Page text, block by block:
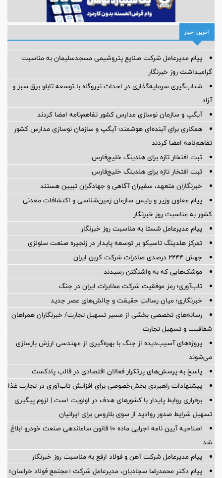
آخرین اخبار
پیام مدیرعامل شركت صنایع پتروشیمی مسجدسلیمان به مناسبت
گرامیداشت روز خبرنگار
شتاب‌گیری سرمایه‌گذاری در احداث نیروگاه با توسعه تابلو برق سبز و
آزاد
آیگپ و سازمان نوسازی مدارس کشور تفاهم‌نامه امضا کردند
همکاری برای آینده‌ای هوشمند؛ آیگپ و سازمان نوسازی مدارس کشور
تفاهم‌نامه امضا کردند
ثبت افتخار تازه برای هلدینگ خلیج‌فارس
ثبت افتخار تازه برای هلدینگ خلیج‌فارس
خبرنگاران متعهد، سفیران آگاهی و جهادگران تبیین هستند
پیام معاون وزیر و رئیس سازمان زمین‌شناسی و اکتشافات معدنی
کشور به مناسبت روز خبرنگار
پیام مدیرعامل شستا به مناسبت روز خبرنگار
تمرکز هلدینگ تاسیکو بر توسعه پایدار در زنجیره صنعت سلولزی
جهش ۲۲۴۴ درصدی صادرات شرکت کربن ایران
موشک‌هایی که به واشنگتن رسیدند
تاب‌آوری؛ رمز موفقیت شرکت مخابرات ایران در جنگ
خبرنگاری؛ میان رسالتِ حقیقت و چالش‌های عصر جدید
رسانه‌های تخصصی بخشی از مسیر تسهیل تجارت/ خبرنگاران همراهان
شفافیت و تسهیل تجارت
پروژه‌های آسیب‌دیده از جنگ با بهره‌گیری از مهندسی ارزش بازسازی
می‌شوند
پاسخ به پرسش‌های پرتکرار فعالان اقتصادی در قالب پادکست
پیشنهادات راهبردی بخش‌خصوصی برای افزایش تاب‌آوری در تجارت غذا
برقراری روابط پایدار با کشورهای هدف در اولویت است | لزوم پیگیری
تسهیل شرایط صدور روادید از سوی بلاروس برای ایرانیان
اصلاحیه آیین نامه اجرایی ماده ۱۰ قانون ساماندهی صنعت خودرو ابلاغ
شد
پیام مدیرعامل شرکت آهن و فولاد ارفع به مناسبت روز خبرنگار
پیام دکتر محمدرضا سجادیان، مدیرعامل شرکت «مجتمع فولاد خراسان»